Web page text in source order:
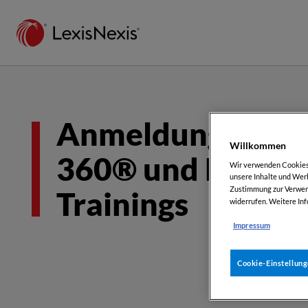
Anmeldung für
360® und
Trainings
Willkommen
Wir verwenden
unsere Inhalte und
Zustimmung zur
widerrufen. Weitere
Impressum
Cookie-